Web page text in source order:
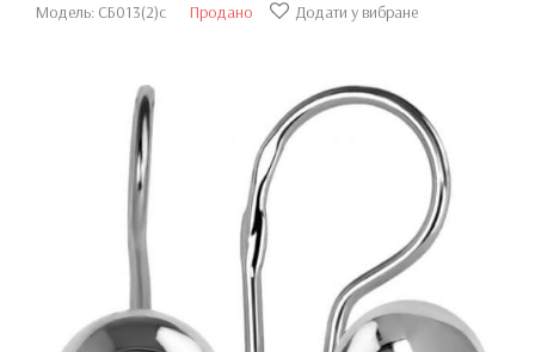
Модель: СБ013(2)с Продано Додати у вибране